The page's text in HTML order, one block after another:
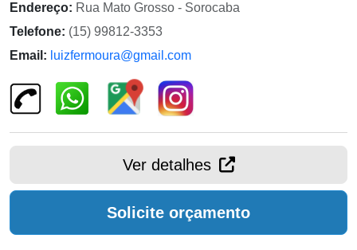
Endereço: Rua Mato Grosso - Sorocaba
Telefone: (15) 99812-3353
Email: luizfermoura@gmail.com
Ver detalhes
Solicite orçamento